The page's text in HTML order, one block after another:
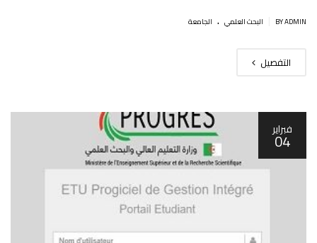
BY ADMIN البحث العلمي . الجامعة
التفصيل
فبراير
04